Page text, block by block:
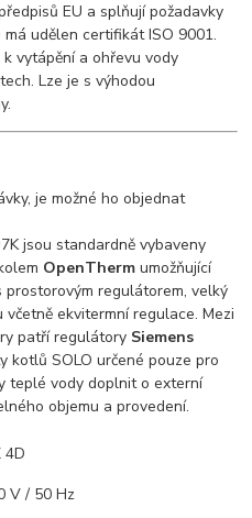
EU a splňují požadavky
udělen certifikát ISO 9001.
vytápění a ohřevu vody
Lze je s výhodou
je možné ho objednat
jsou standardně vybaveny
OpenThermumožňující
regulátorem, velký
ekvitermní regulace. Mezi
patří regulátory Siemens
kotlů SOLO určené pouze pro
teplé vody doplnit o externí
objemu a provedení.
4D
V / 50 Hz